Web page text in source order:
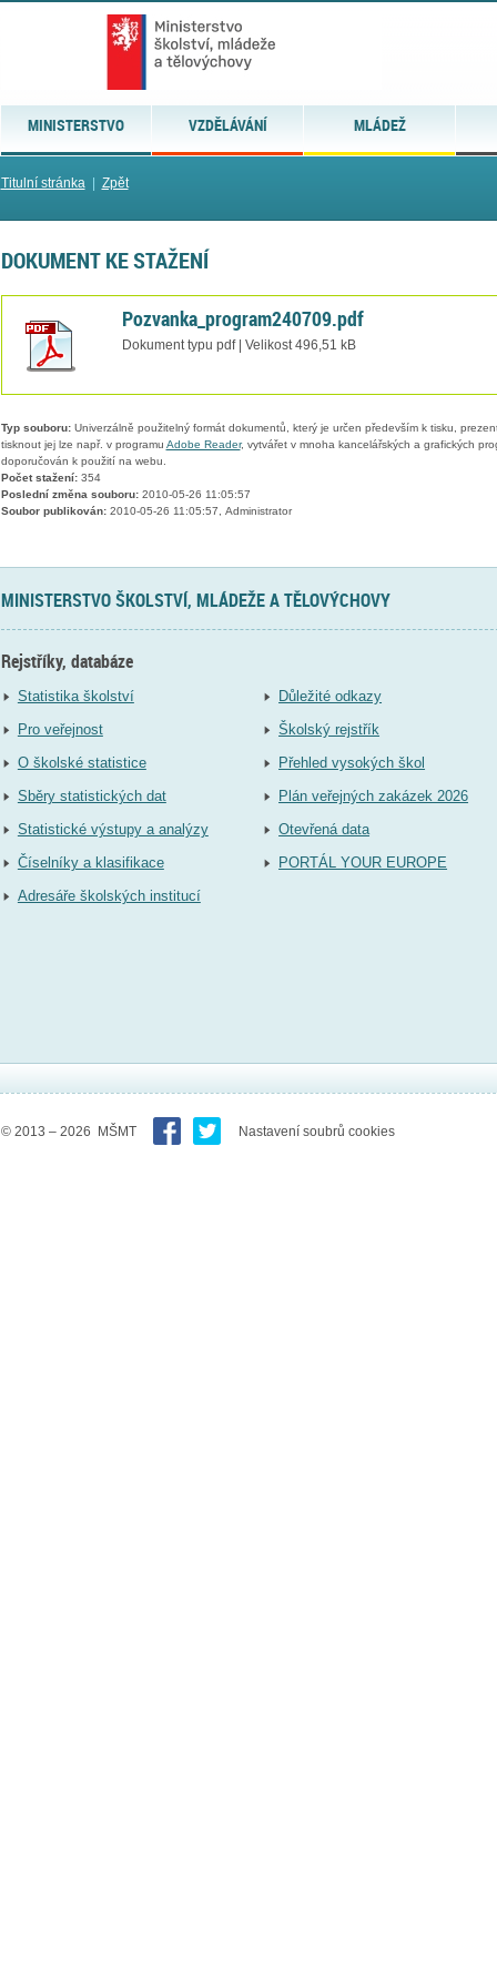
MINISTERSTVO VZDĚLÁVÁNÍ MLÁDEŽ
Titulní stránka| Zpět
DOKUMENT KE STAŽENÍ
Pozvanka_program240709.pdf
Dokument typu pdf | Velikost 496,51 kB
Typ souboru:Univerzálně použitelný formát dokumentů, který je určen především k tisku,
tisknout jej lze např. v programu Adobe Reader, vytvářet v mnoha kancelářských a grafických
doporučován k použití na webu.
Počet stažení:354
Poslední změna souboru:2010-05-26 11:05:57
Soubor publikován:2010-05-26 11:05:57, Administrator
MINISTERSTVO ŠKOLSTVÍ, MLÁDEŽE A TĚLOVÝCHOVY
Rejstříky, databáze
Statistika školství
Pro veřejnost
O školské statistice
Sběry statistických dat
Statistické výstupy a analýzy
Číselníky a klasifikace
Adresáře školských institucí
Důležité odkazy
Školský rejstřík
Přehled vysokých škol
Plán veřejných zakázek 2026
Otevřená data
PORTÁL YOUR EUROPE
© 2013 – 2026 MŠMT Nastavení soubrů cookies